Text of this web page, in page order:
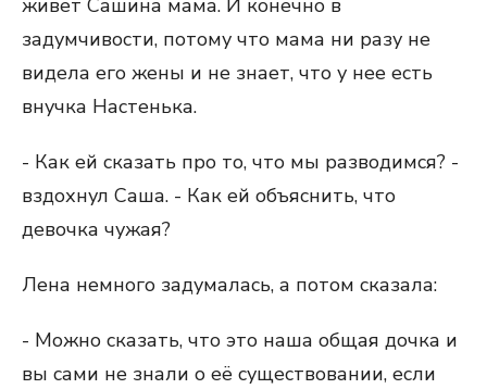
живёт Сашина мама. И конечно в
задумчивости, потому что мама ни разу не
видела его жены и не знает, что у нее есть
внучка Настенька.
- Как ей сказать про то, что мы разводимся? -
вздохнул Саша. - Как ей объяснить, что
девочка чужая?
Лена немного задумалась, а потом сказала:
- Можно сказать, что это наша общая дочка и
вы сами не знали о её существовании, если